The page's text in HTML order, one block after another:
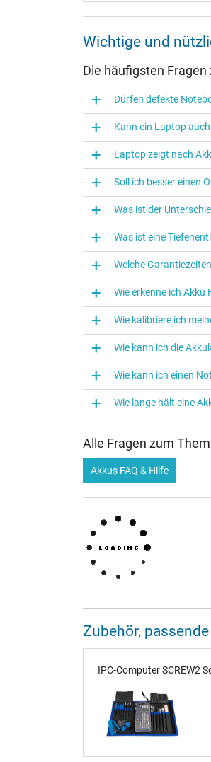
Wichtige und
Die häufigsten
Dürfen defekte
Kann ein Laptop
Laptop zeigt nach
Soll ich besser einen
Was ist der
Was ist eine
Welche
Wie erkenne ich Akku
Wie kalibriere ich
Wie kann ich die
Wie kann ich einen
Wie lange hält eine
Alle Fragen zum
Akkus FAQ & Hilfe
Zubehör,
IPC-Computer SCREW2